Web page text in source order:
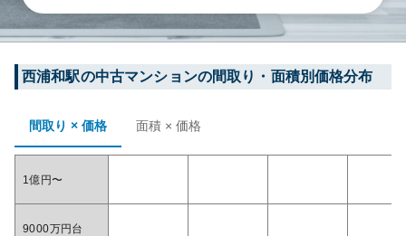
西浦和駅の中古マンションの間取り・面積別価格分布
間取り × 価格 面積 × 価格
1億円〜
9000万円台